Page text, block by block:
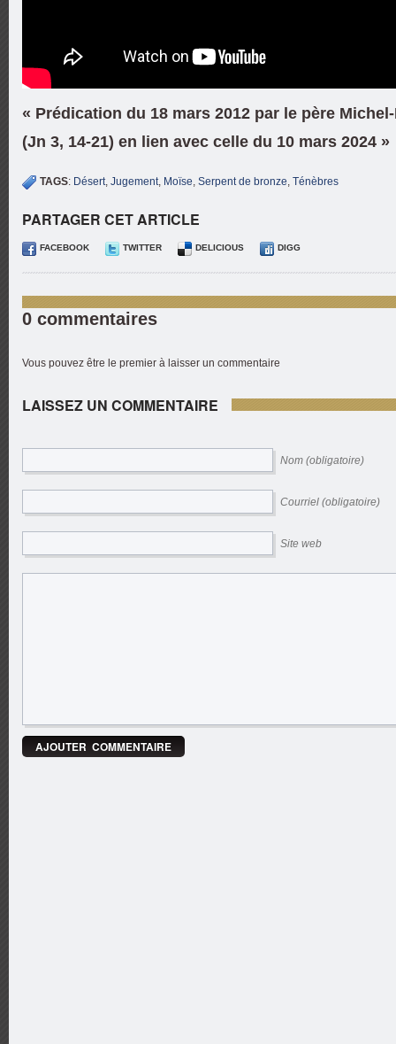
« Prédication du 18 mars 2012 par le père
(Jn 3, 14-21) en lien avec celle du 10 mars 2024 »
TAGS: Désert, Jugement, Moïse, Serpent de bronze, Ténèbres
PARTAGER CET ARTICLE
FACEBOOK TWITTER DELICIOUS DIGG
0 commentaires
Vous pouvez être le premier à laisser un commentaire
LAISSEZ UN COMMENTAIRE
Nom (obligatoire)
Courriel (obligatoire)
Site web